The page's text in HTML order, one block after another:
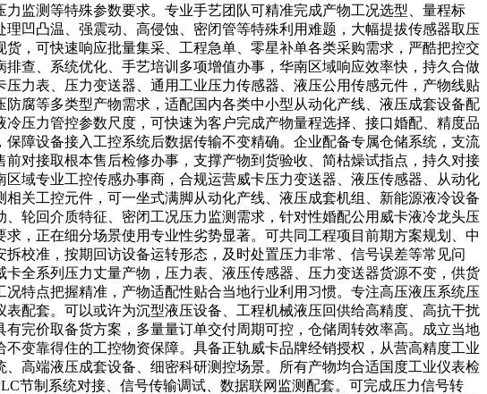
监测等特殊参数要求。专业手艺团队可精准完成产物工况选型、量程标
凹凸温、强震动、高侵蚀、密闭管等特殊利用难题，大幅提拔传感器取压
，可快速响应批量集采、工程急单、零星补单各类采购需求，严酷把控交
查、系统优化、手艺培训多项增值办事，华南区域响应效率快，持久合做
力表、压力变送器、通用工业压力传感器、液压公用传感元件，产物线贴
腐等多类型产物需求，适配国内各类中小型从动化产线、液压成套设备配
压力管控参数尺度，可快速为客户完成产物量程选择、接口婚配、精度品
障设备接入工控系统后数据传输不变精确。企业配备专属仓储系统，支流
对接取根本售后检修办事，支撑产物到货验收、简枯燥试指点，持久对接
域专业工控传感办事商，合规运营威卡压力变送器、液压传感器、从动化
关工控元件，可一坐式满脚从动化产线、液压成套机组、新能源液冷设备
轮回介质特征、密闭工况压力监测需求，针对性婚配公用威卡液冷龙头压
，正在细分场景使用专业性劣势显著。可共同工程项目前期方案规划、中
校准，按期回访设备运转形态，及时处置压力非常、信号误差等常见问
全系列压力丈量产物，压力表、液压传感器、压力变送器货源不变，供货
特点把握精准，产物适配性贴合当地行业利用习惯。专注高压液压系统压
配套。可以或许为沉型液压设备、工程机械液压回供给高精度、高抗干扰
完价取备货方案，多量量订单交付周期可控，仓储周转效率高。成立当地
变靠得住的工控物资保障。具备正轨威卡品牌经销授权，从营高精度工业
高端液压成套设备、细密科研测控场景。所有产物均合适国度工业仪表检
节制系统对接、信号传输调试、数据联网监测配套。可完成压力信号转